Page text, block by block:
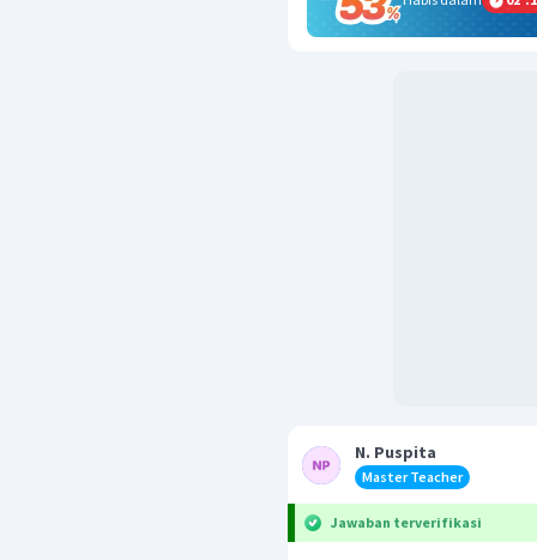
N. Puspita
Master Teacher
Jawaban terverifikasi